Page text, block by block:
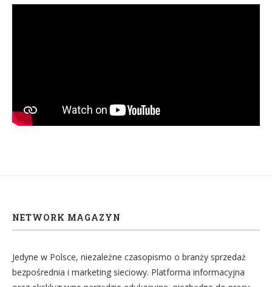
NETWORK MAGAZYN
Jedyne w Polsce, niezależne czasopismo o branży sprzedaż
bezpośrednia i marketing sieciowy. Platforma informacyjna